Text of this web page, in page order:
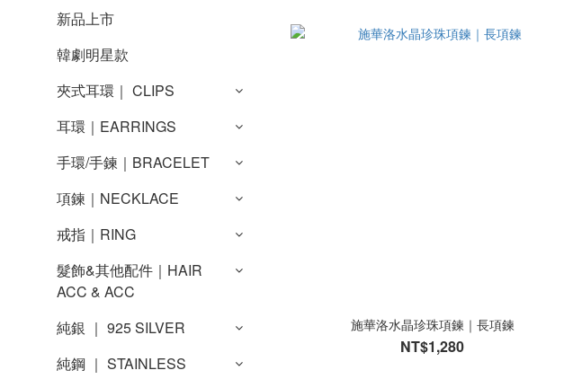
新品上市
韓劇明星款
夾式耳環｜ CLIPS
耳環｜EARRINGS
手環/手鍊｜BRACELET
項鍊｜NECKLACE
戒指｜RING
髮飾&其他配件｜HAIR
ACC & ACC
純銀 ｜ 925 SILVER
純鋼 ｜ STAINLESS
施華洛水晶珍珠項鍊｜長項鍊
NT$1,280